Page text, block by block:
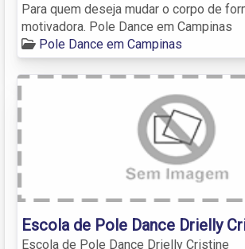
Para quem deseja mudar o corpo de
motivadora. Pole Dance em Campinas
Pole Dance em Campinas
Escola de Pole Dance Drielly
Escola de Pole Dance Drielly Cristine